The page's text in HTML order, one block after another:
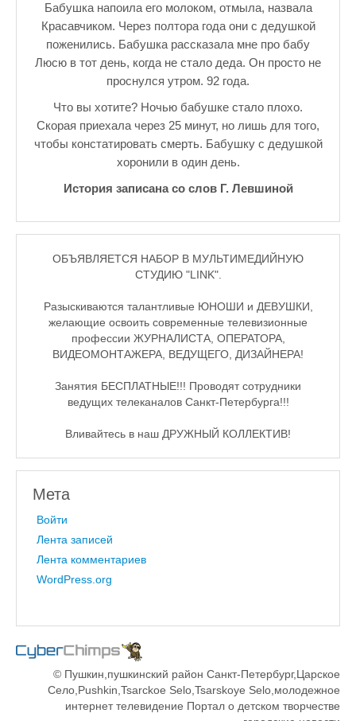
Бабушка напоила его молоком, отмыла, назвала
Красавчиком. Через полтора года они с дедушкой
поженились. Бабушка рассказала мне про бабу
Люсю в тот день, когда не стало деда. Он просто не
проснулся утром. 92 года.
Что вы хотите? Ночью бабушке стало плохо.
Скорая приехала через 25 минут, но лишь для того,
чтобы констатировать смерть. Бабушку с дедушкой
хоронили в один день.
История записана со слов Г. Левшиной
ОБЪЯВЛЯЕТСЯ НАБОР В МУЛЬТИМЕДИЙНУЮ
СТУДИЮ "LINK".
Разыскиваются талантливые ЮНОШИ и ДЕВУШКИ,
желающие освоить современные телевизионные
профессии ЖУРНАЛИСТА, ОПЕРАТОРА,
ВИДЕОМОНТАЖЕРА, ВЕДУЩЕГО, ДИЗАЙНЕРА!
Занятия БЕСПЛАТНЫЕ!!! Проводят сотрудники
ведущих телеканалов Санкт-Петербурга!!!
Вливайтесь в наш ДРУЖНЫЙ КОЛЛЕКТИВ!
Мета
Войти
Лента записей
Лента комментариев
WordPress.org
© Пушкин,пушкинский район Санкт-Петербург,Царское
Село,Pushkin,Tsarckoe Selo,Tsarskoye Selo,молодежное
интернет телевидение Портал о детском творчестве